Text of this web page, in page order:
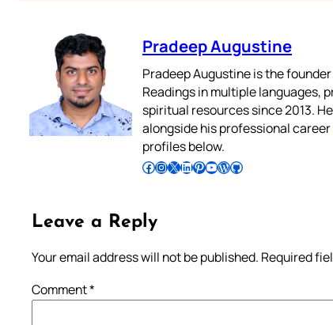
Pradeep Augustine
Pradeep Augustine is the
Readings in multiple languages,
spiritual resources since 2013.
alongside his professional career
profiles below.
Follow Pradeep on Facebook Follow Pradeep on InstagramFollow Pradeep on X Follow Pradeep on LinkedIn Follow Pradeep on Pinterest Subscribe to Pradeep’s Youtube Channel Follow Pradeep on WordPress Follow Pradeep on GitHub
Leave a Reply
Your email address will not be published. Required
Comment*